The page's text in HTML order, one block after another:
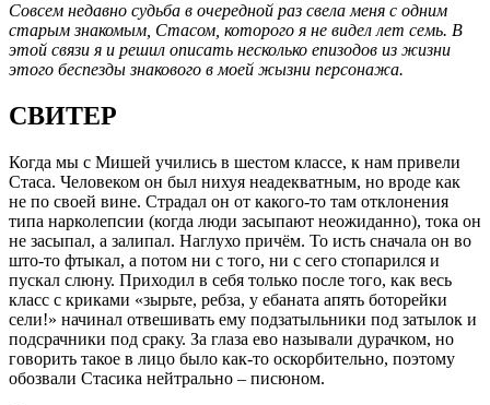
Совсем недавно судьба в очередной раз свела меня с одним
старым знакомым, Стасом, которого я не видел лет семь. В
этой связи я и решил описать несколько епизодов из жизни
этого беспезды знакового в моей жызни персонажа.
СВИТЕР
Когда мы с Мишей учились в шестом классе, к нам привели
Стаса. Человеком он был нихуя неадекватным, но вроде как
не по своей вине. Страдал он от какого-то там отклонения
типа нарколепсии (когда люди засыпают неожиданно), тока он
не засыпал, а залипал. Наглухо причём. То исть сначала он во
што-то фтыкал, а потом ни с того, ни с сего стопарился и
пускал слюну. Приходил в себя только после того, как весь
класс с криками «зырьте, ребза, у ебаната апять боторейки
сели!» начинал отвешивать ему подзатыльники под затылок и
подсрачники под сраку. За глаза ево называли дурачком, но
говорить такое в лицо было как-то оскорбительно, поэтому
обозвали Стасика нейтрально – писюном.